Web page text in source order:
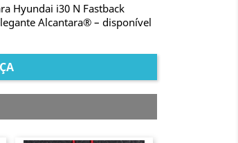
Hyundai i30 N Fastback
Alcantara® – disponível